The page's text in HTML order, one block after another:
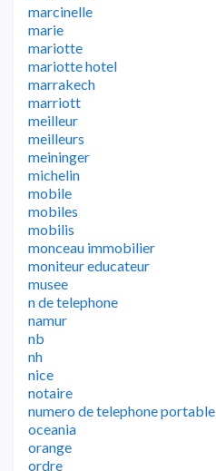
marcinelle
marie
mariotte
mariotte hotel
marrakech
marriott
meilleur
meilleurs
meininger
michelin
mobile
mobiles
mobilis
monceau immobilier
moniteur educateur
musee
n de telephone
namur
nb
nh
nice
notaire
numero de telephone portable
oceania
orange
ordre